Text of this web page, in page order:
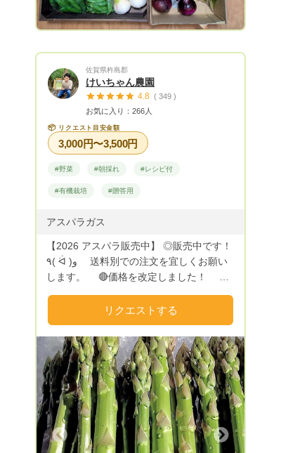
お届けしますので宜しくお願い致します。
※下記送料は「常温便」（概ね12月〜3月
エストの分量や金額によってはワンサイズ
大きな100㌢を利用します。
佐賀県杵島郡
けいちゃん農園
4.8 ( 349 )
お気に入り：266人
📦 リクエスト目安金額
3,000円〜3,500円
#野菜 #朝採れ #レシピ付
#有機栽培 #贈答用
アスパラガス
【2026 アスパラ販売中】 ◎販売中です！
٩( ᐛ )و 送料別での注文を宜しくお願い
します。 🔴価格を改定しました！
を取り入れた土作りで棒を 挿すと1メー
トルは楽々と入るほど柔 らかい土壌で
アスパラを育てています。 🔴アスパラを
専門に販売しています♪ アスパラの販売
期間は 【2月中旬〜10月中旬頃】です。
台風で早期終了になる場合もあります。
瑞々しくて、柔らかくて、新鮮で、
綺麗なのが特徴です٩( ᐛ ) ○発送はヤマト
運輸 クール便利用です。 🔴到着時間帯
リクエストする
Next